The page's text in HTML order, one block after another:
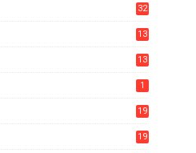
32
13
13
1
19
19